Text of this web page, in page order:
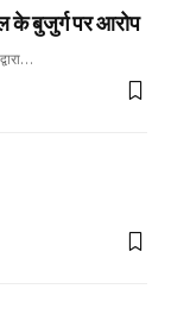
के बुजुर्ग पर आरोप